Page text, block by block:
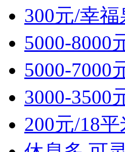
300元/幸
5000-8000
5000-7000
3000-3500
200元/18